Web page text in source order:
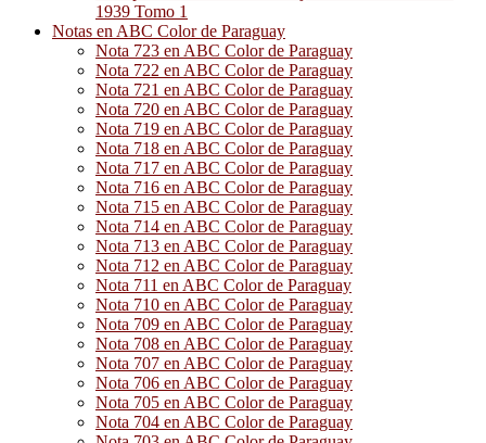
1939 Tomo 1
Notas en ABC Color de Paraguay
Nota 723 en ABC Color de Paraguay
Nota 722 en ABC Color de Paraguay
Nota 721 en ABC Color de Paraguay
Nota 720 en ABC Color de Paraguay
Nota 719 en ABC Color de Paraguay
Nota 718 en ABC Color de Paraguay
Nota 717 en ABC Color de Paraguay
Nota 716 en ABC Color de Paraguay
Nota 715 en ABC Color de Paraguay
Nota 714 en ABC Color de Paraguay
Nota 713 en ABC Color de Paraguay
Nota 712 en ABC Color de Paraguay
Nota 711 en ABC Color de Paraguay
Nota 710 en ABC Color de Paraguay
Nota 709 en ABC Color de Paraguay
Nota 708 en ABC Color de Paraguay
Nota 707 en ABC Color de Paraguay
Nota 706 en ABC Color de Paraguay
Nota 705 en ABC Color de Paraguay
Nota 704 en ABC Color de Paraguay